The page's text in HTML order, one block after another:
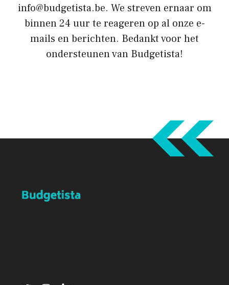
info@budgetista.be. We streven ernaar om
binnen 24 uur te reageren op al onze e-
mails en berichten. Bedankt voor het
ondersteunen van Budgetista!